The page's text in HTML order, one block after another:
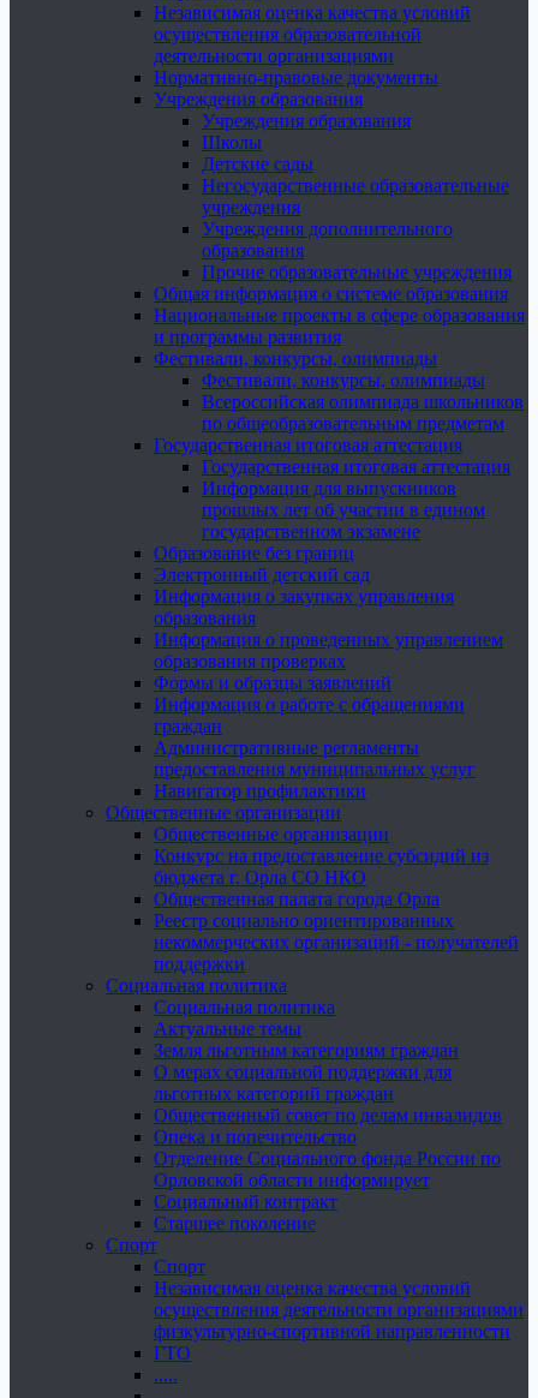
Независимая оценка качества условий
осуществления образовательной
деятельности организациями
Нормативно-правовые документы
Учреждения образования
Учреждения образования
Школы
Детские сады
Негосударственные образовательные
учреждения
Учреждения дополнительного
образования
Прочие образовательные учреждения
Общая информация о системе образования
Национальные проекты в сфере образования
и программы развития
Фестивали, конкурсы, олимпиады
Фестивали, конкурсы, олимпиады
Всероссийская олимпиада школьников
по общеобразовательным предметам
Государственная итоговая аттестация
Государственная итоговая аттестация
Информация для выпускников
прошлых лет об участии в едином
государственном экзамене
Образование без границ
Электронный детский сад
Информация о закупках управления
образования
Информация о проведенных управлением
образования проверках
Формы и образцы заявлений
Информация о работе с обращениями
граждан
Административные регламенты
предоставления муниципальных услуг
Навигатор профилактики
Общественные организации
Общественные организации
Конкурс на предоставление субсидий из
бюджета г. Орла СО НКО
Общественная палата города Орла
Реестр социально ориентированных
некоммерческих организаций - получателей
поддержки
Социальная политика
Социальная политика
Актуальные темы
Земля льготным категориям граждан
О мерах социальной поддержки для
льготных категорий граждан
Общественный совет по делам инвалидов
Опека и попечительство
Отделение Социального фонда России по
Орловской области информирует
Социальный контракт
Старшее поколение
Спорт
Спорт
Независимая оценка качества условий
осуществления деятельности организациями
физкультурно-спортивной направленности
ГТО
.....